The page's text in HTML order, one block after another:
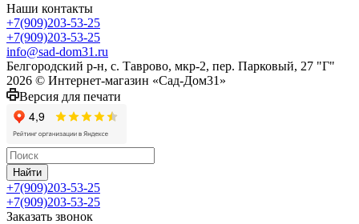
Наши контакты
+7(909)203-53-25
+7(909)203-53-25
info@sad-dom31.ru
Белгородский р-н, с. Таврово, мкр-2, пер. Парковый, 27 "Г"
2026 © Интернет-магазин «Сад-Дом31»
Версия для печати
Найти
+7(909)203-53-25
+7(909)203-53-25
Заказать звонок